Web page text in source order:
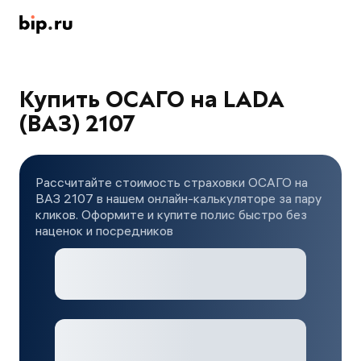
Купить ОСАГО на LADA
(ВАЗ) 2107
Рассчитайте стоимость страховки ОСАГО на
ВАЗ 2107 в нашем онлайн-калькуляторе за пару
кликов. Оформите и купите полис быстро без
наценок и посредников